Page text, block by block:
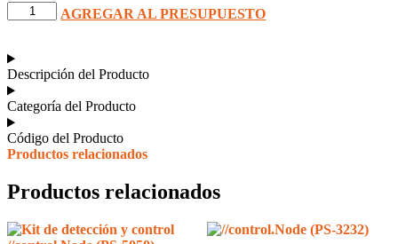
Procesador
de
totalmente
automático
(TP-
A1000,
TP-
A1500)
cantidad
AGREGAR AL PRESUPUESTO
Descripción del Producto
Categoría del Producto
Código del Producto
Productos relacionados
Productos relacionados